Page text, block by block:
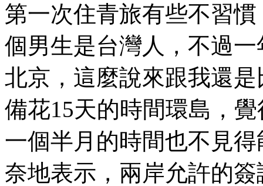
第一次住青旅有些不習
個男生是台灣人，不過
北京，這麼說來跟我還
備花15天的時間環島，
一個半月的時間也不見
奈地表示，兩岸允許的